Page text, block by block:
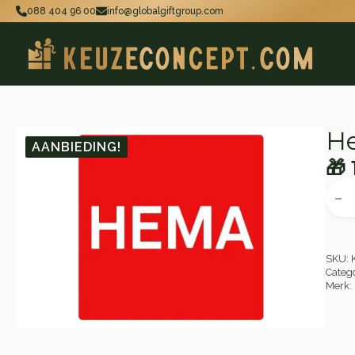
088 404 96 00 info@globalgiftgroup.com
AANBIEDING!
🎁
🎁
🎁
SKU:
Merk: